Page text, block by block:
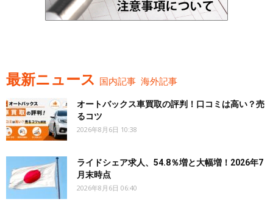
最新ニュース 国内記事 海外記事
オートバックス車買取の評判！口コミは高い？売
るコツ
2026年8月6日 10:38
ライドシェア求人、54.8％増と大幅増！2026年7
月末時点
2026年8月6日 06:40